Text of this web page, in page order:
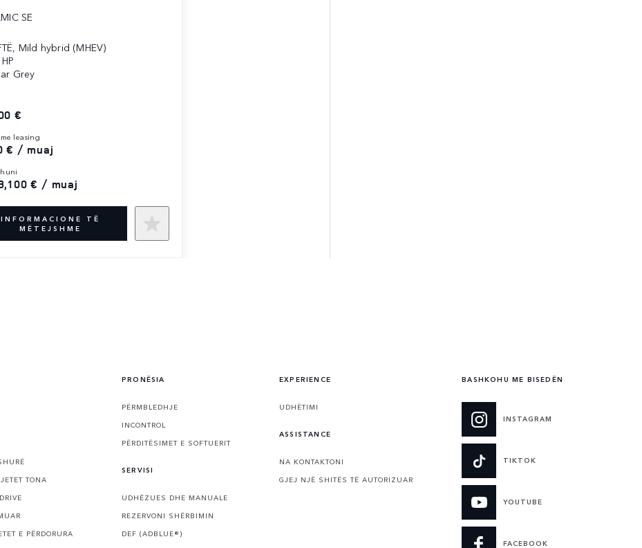
SE
Mild hybrid (MHEV)
Grey
€
me leasing
€ / muaj
€ / muaj
INFORMACIONE TË
MËTEJSHME
TONA
E PËRDORURA
PRONËSIA
PËRMBLEDHJE
INCONTROL
PËRDITËSIMET E SOFTUERIT
SERVISI
UDHËZUES DHE MANUALE
REZERVONI SHËRBIMIN
DEF (ADBLUE®)
EXPERIENCE
UDHËTIMI
ASSISTANCE
NA KONTAKTONI
GJEJ NJË SHITËS TË AUTORIZUAR
BASHKOHU ME BISEDËN
INSTAGRAM
TIKTOK
YOUTUBE
FACEBOOK